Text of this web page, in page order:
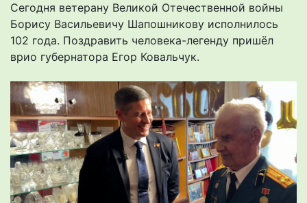
Сегодня ветерану Великой Отечественной войны
Борису Васильевичу Шапошникову исполнилось
102 года. Поздравить человека-легенду пришёл
врио губернатора Егор Ковальчук.